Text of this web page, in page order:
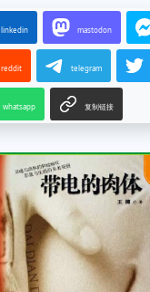
linkedin mastodon
reddit telegram
whatsapp 复制链接